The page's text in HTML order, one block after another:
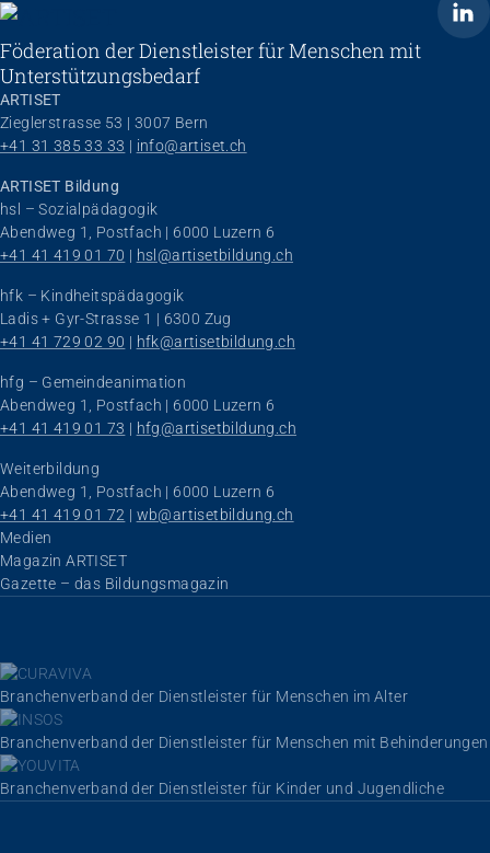
ARTISET
Föderation der Dienstleister für Menschen mit
Unterstützungsbedarf
ARTISET
Zieglerstrasse 53 | 3007 Bern
+41 31 385 33 33 | info@artiset.ch
ARTISET Bildung
hsl – Sozialpädagogik
Abendweg 1, Postfach | 6000 Luzern 6
+41 41 419 01 70 | hsl@artisetbildung.ch
hfk – Kindheitspädagogik
Ladis + Gyr-Strasse 1 | 6300 Zug
+41 41 729 02 90 | hfk@artisetbildung.ch
hfg – Gemeindeanimation
Abendweg 1, Postfach | 6000 Luzern 6
+41 41 419 01 73 | hfg@artisetbildung.ch
Weiterbildung
Abendweg 1, Postfach | 6000 Luzern 6
+41 41 419 01 72 | wb@artisetbildung.ch
Navigation überspringen
Medien
Magazin ARTISET
Gazette – das Bildungsmagazin
Branchenverband der Dienstleister für Menschen im Alter
Branchenverband der Dienstleister für Menschen mit Behinderungen
Branchenverband der Dienstleister für Kinder und Jugendliche